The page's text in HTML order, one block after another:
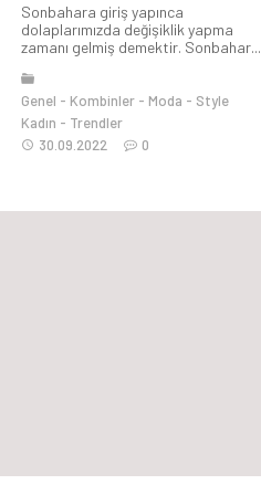
Sonbahara giriş yapınca
dolaplarımızda değişiklik yapma
zamanı gelmiş demektir. Sonbahar...
Genel Kombinler Moda
Style
Kadın
Trendler
30.09.2022
0